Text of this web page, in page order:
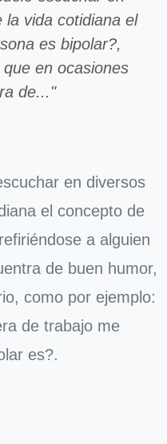
la vida cotidiana el
es bipolar?,
en ocasiones
de..."
en diversos
el concepto de
a alguien
de buen humor,
como por ejemplo:
de trabajo me
es?.